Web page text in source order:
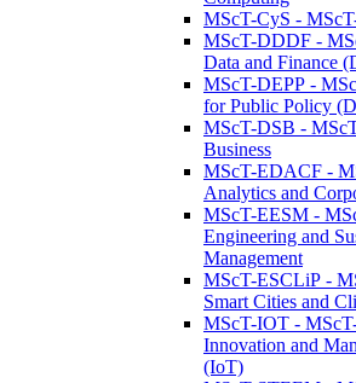
MScT-CyS -
MScT-DDDF -
Data and Finance
MScT-DEPP -
for Public Policy
MScT-DSB -
Business
MScT-EDACF -
Analytics and
MScT-EESM -
Engineering and
Management
MScT-ESCLiP -
Smart Cities and
MScT-IOT -
Innovation and
(IoT)